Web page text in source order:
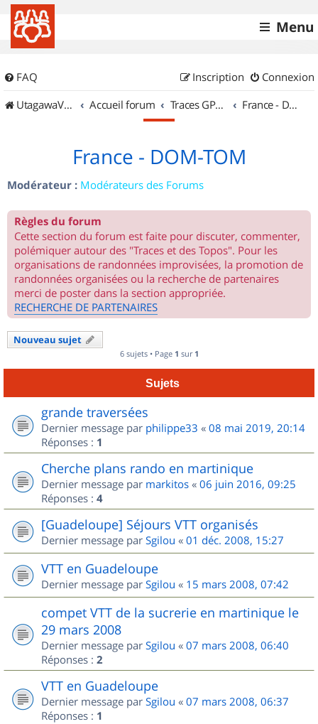
Menu
FAQ Connexion
Inscription
UtagawaVTT (Randos VTT et VTTAE avec traces GPS)
Accueil forum Traces GPS de randos VTT France - DOM-TOM
France - DOM-TOM
Modérateur : Modérateurs des Forums
Règles du forum
Cette section du forum est faite pour discuter, commenter,
polémiquer autour des "Traces et des Topos". Pour les
organisations de randonnées improvisées, la promotion de
randonnées organisées ou la recherche de partenaires
merci de poster dans la section appropriée.
RECHERCHE DE PARTENAIRES
Nouveau sujet
6 sujets • Page 1 sur 1
Sujets
grande traversées
Dernier message par philippe33 « 08 mai 2019, 20:14
Réponses : 1
Cherche plans rando en martinique
Dernier message par markitos « 06 juin 2016, 09:25
Réponses : 4
[Guadeloupe] Séjours VTT organisés
Dernier message par Sgilou « 01 déc. 2008, 15:27
VTT en Guadeloupe
Dernier message par Sgilou « 15 mars 2008, 07:42
compet VTT de la sucrerie en martinique le
29 mars 2008
Dernier message par Sgilou « 07 mars 2008, 06:40
Réponses : 2
VTT en Guadeloupe
Dernier message par Sgilou « 07 mars 2008, 06:37
Réponses : 1